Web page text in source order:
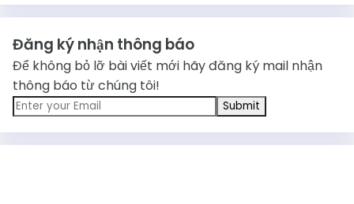
Đăng ký nhận thông báo
Để không bỏ lỡ bài viết mới hãy đăng ký mail nhận
thông báo từ chúng tôi!